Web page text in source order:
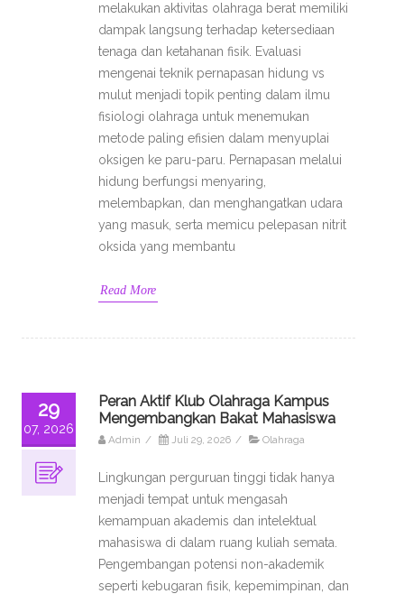
melakukan aktivitas olahraga berat memiliki
dampak langsung terhadap ketersediaan
tenaga dan ketahanan fisik. Evaluasi
mengenai teknik pernapasan hidung vs
mulut menjadi topik penting dalam ilmu
fisiologi olahraga untuk menemukan
metode paling efisien dalam menyuplai
oksigen ke paru-paru. Pernapasan melalui
hidung berfungsi menyaring,
melembapkan, dan menghangatkan udara
yang masuk, serta memicu pelepasan nitrit
oksida yang membantu
Read More
29
07, 2026
Peran Aktif Klub Olahraga Kampus
Mengembangkan Bakat Mahasiswa
Admin / Juli 29, 2026 / Olahraga
Lingkungan perguruan tinggi tidak hanya
menjadi tempat untuk mengasah
kemampuan akademis dan intelektual
mahasiswa di dalam ruang kuliah semata.
Pengembangan potensi non-akademik
seperti kebugaran fisik, kepemimpinan, dan